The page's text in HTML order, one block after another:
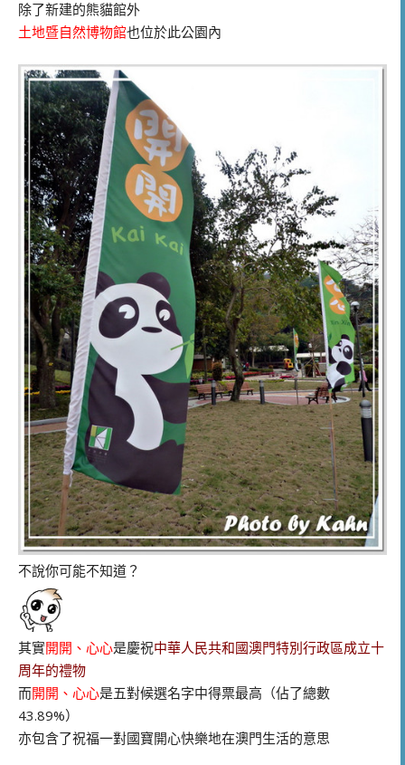
除了新建的熊貓館外
土地暨自然博物館也位於此公園內
不說你可能不知道？
其實開開、心心是慶祝中華人民共和國澳門特別行政區成立十
周年的禮物
而開開、心心是五對候選名字中得票最高（佔了總數
43.89%）
亦包含了祝福一對國寶開心快樂地在澳門生活的意思